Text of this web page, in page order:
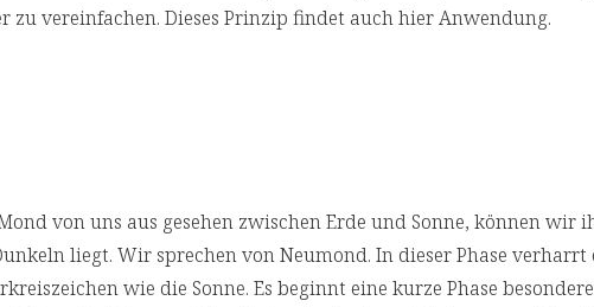
vereinfachen. Dieses Prinzip findet auch hier Anwendung.
von uns aus gesehen zwischen Erde und Sonne, können wir
liegt. Wir sprechen von Neumond. In dieser Phase
wie die Sonne. Es beginnt eine kurze Phase